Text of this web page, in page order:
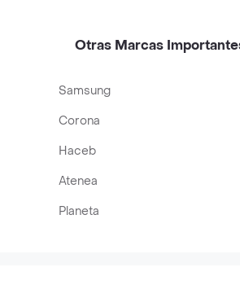
Otras Marcas
Samsung
Corona
Haceb
Atenea
Planeta